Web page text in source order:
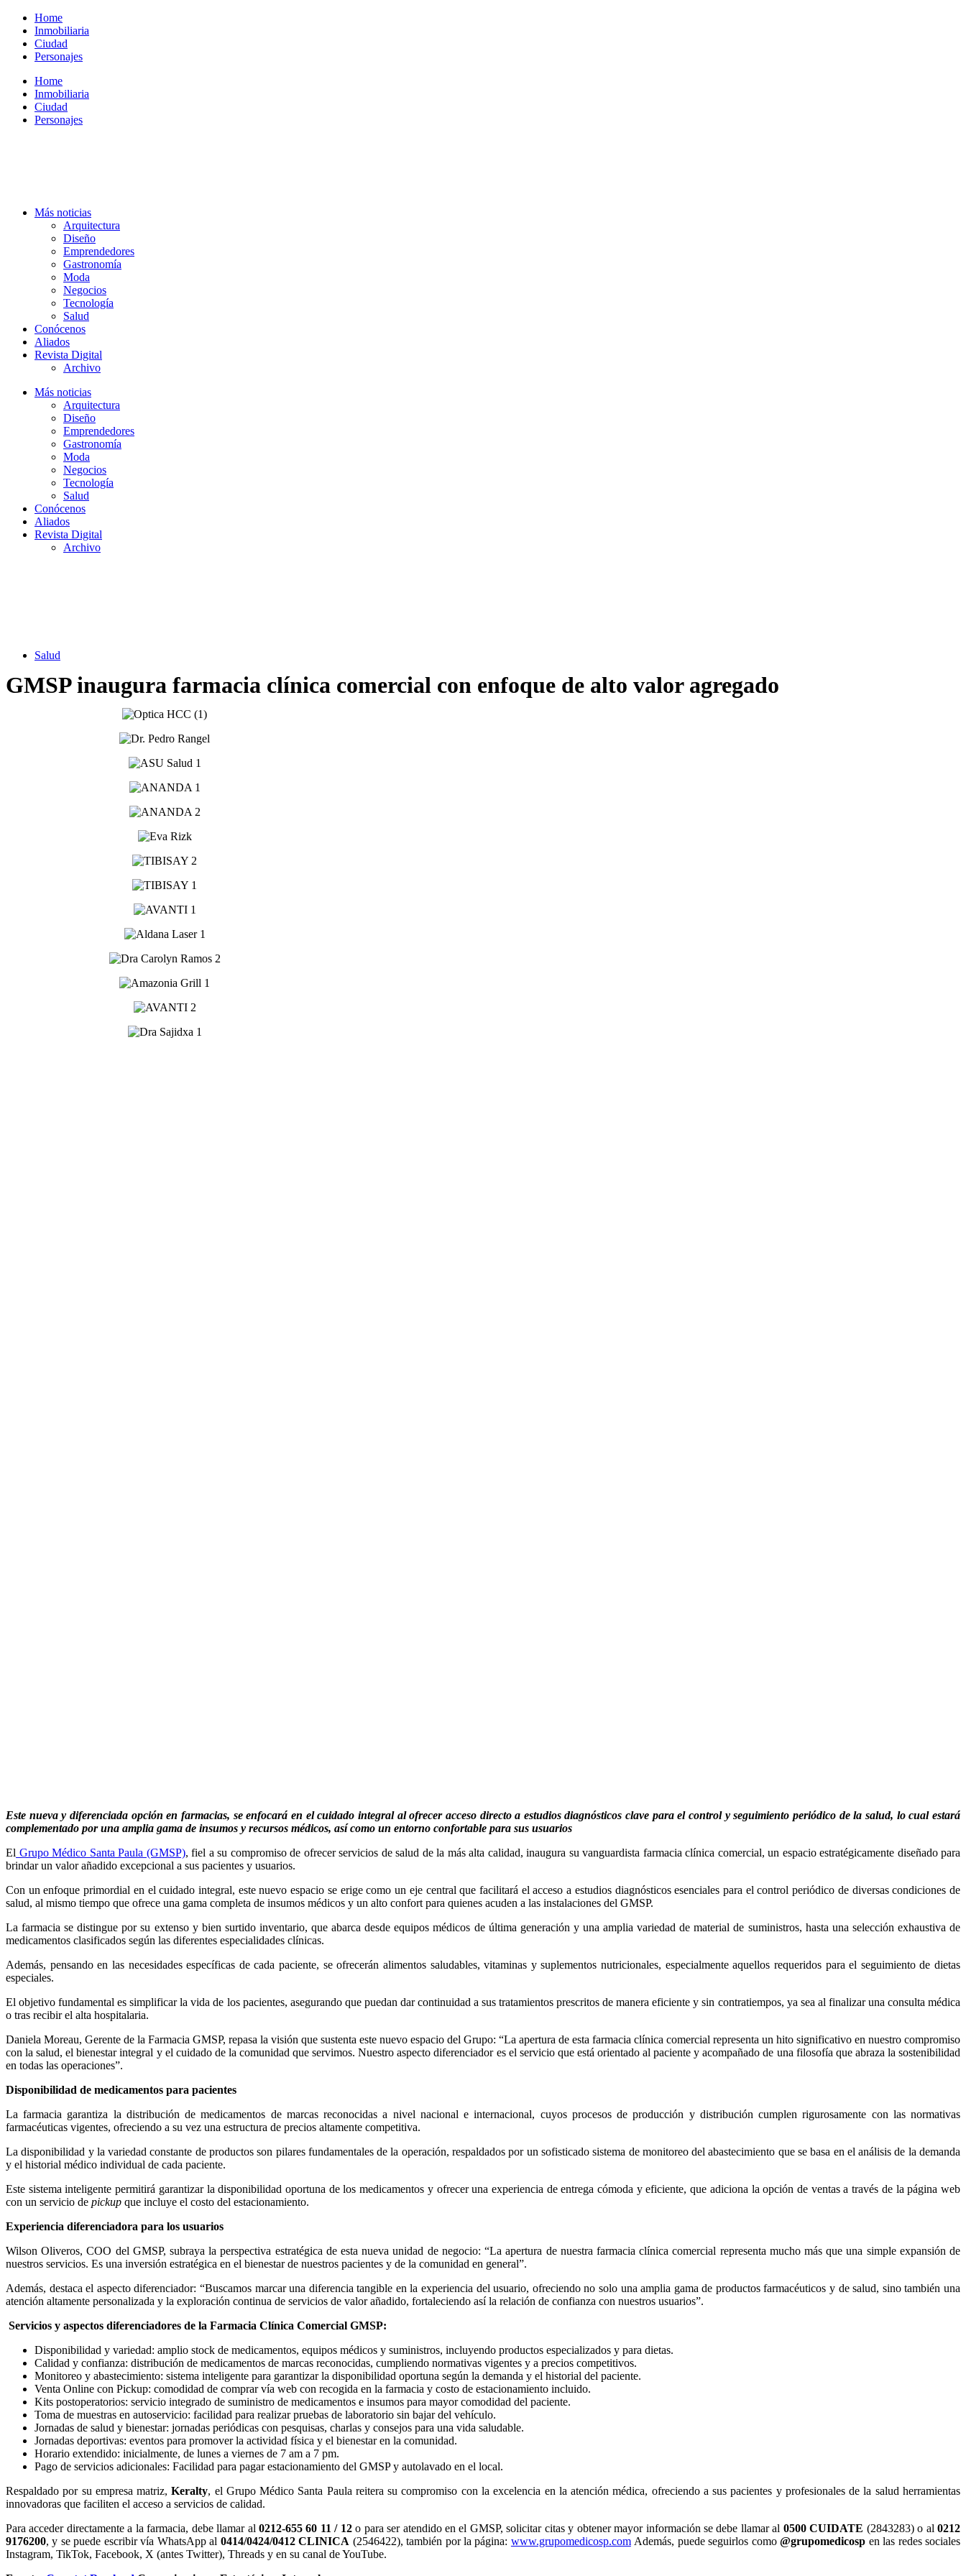
contenido
Home
Inmobiliaria
Ciudad
Personajes
Home
Inmobiliaria
Ciudad
Personajes
Más noticias
Arquitectura
Diseño
Emprendedores
Gastronomía
Moda
Negocios
Tecnología
Salud
Conócenos
Aliados
Revista Digital
Archivo
Más noticias
Arquitectura
Diseño
Emprendedores
Gastronomía
Moda
Negocios
Tecnología
Salud
Conócenos
Aliados
Revista Digital
Archivo
Salud
GMSP inaugura farmacia clínica comercial con enfoque de alto valor agregado
Este nueva y diferenciada opción en farmacias, se enfocará en el cuidado integral al ofrecer acceso directo a estudios diagnósticos clave para el control y seguimiento periódico de la salud, lo cual estará
complementado por una amplia gama de insumos y recursos médicos, así como un entorno confortable para sus usuarios
El Grupo Médico Santa Paula (GMSP), fiel a su compromiso de ofrecer servicios de salud de la más alta calidad, inaugura su vanguardista farmacia clínica comercial, un espacio estratégicamente diseñado para
brindar un valor añadido excepcional a sus pacientes y usuarios.
Con un enfoque primordial en el cuidado integral, este nuevo espacio se erige como un eje central que facilitará el acceso a estudios diagnósticos esenciales para el control periódico de diversas condiciones de
salud, al mismo tiempo que ofrece una gama completa de insumos médicos y un alto confort para quienes acuden a las instalaciones del GMSP.
La farmacia se distingue por su extenso y bien surtido inventario, que abarca desde equipos médicos de última generación y una amplia variedad de material de suministros, hasta una selección exhaustiva de
medicamentos clasificados según las diferentes especialidades clínicas.
Además, pensando en las necesidades específicas de cada paciente, se ofrecerán alimentos saludables, vitaminas y suplementos nutricionales, especialmente aquellos requeridos para el seguimiento de dietas
especiales.
El objetivo fundamental es simplificar la vida de los pacientes, asegurando que puedan dar continuidad a sus tratamientos prescritos de manera eficiente y sin contratiempos, ya sea al finalizar una consulta médica
o tras recibir el alta hospitalaria.
Daniela Moreau, Gerente de la Farmacia GMSP, repasa la visión que sustenta este nuevo espacio del Grupo: “La apertura de esta farmacia clínica comercial representa un hito significativo en nuestro compromiso
con la salud, el bienestar integral y el cuidado de la comunidad que servimos. Nuestro aspecto diferenciador es el servicio que está orientado al paciente y acompañado de una filosofía que abraza la sostenibilidad
en todas las operaciones”.
Disponibilidad de medicamentos para pacientes
La farmacia garantiza la distribución de medicamentos de marcas reconocidas a nivel nacional e internacional, cuyos procesos de producción y distribución cumplen rigurosamente con las normativas
farmacéuticas vigentes, ofreciendo a su vez una estructura de precios altamente competitiva.
La disponibilidad y la variedad constante de productos son pilares fundamentales de la operación, respaldados por un sofisticado sistema de monitoreo del abastecimiento que se basa en el análisis de la demanda
y el historial médico individual de cada paciente.
Este sistema inteligente permitirá garantizar la disponibilidad oportuna de los medicamentos y ofrecer una experiencia de entrega cómoda y eficiente, que adiciona la opción de ventas a través de la página web
con un servicio de pickup que incluye el costo del estacionamiento.
Experiencia diferenciadora para los usuarios
Wilson Oliveros, COO del GMSP, subraya la perspectiva estratégica de esta nueva unidad de negocio: “La apertura de nuestra farmacia clínica comercial representa mucho más que una simple expansión de
nuestros servicios. Es una inversión estratégica en el bienestar de nuestros pacientes y de la comunidad en general”.
Además, destaca el aspecto diferenciador: “Buscamos marcar una diferencia tangible en la experiencia del usuario, ofreciendo no solo una amplia gama de productos farmacéuticos y de salud, sino también una
atención altamente personalizada y la exploración continua de servicios de valor añadido, fortaleciendo así la relación de confianza con nuestros usuarios”.
Servicios y aspectos diferenciadores de la Farmacia Clínica Comercial GMSP:
Disponibilidad y variedad: amplio stock de medicamentos, equipos médicos y suministros, incluyendo productos especializados y para dietas.
Calidad y confianza: distribución de medicamentos de marcas reconocidas, cumpliendo normativas vigentes y a precios competitivos.
Monitoreo y abastecimiento: sistema inteligente para garantizar la disponibilidad oportuna según la demanda y el historial del paciente.
Venta Online con Pickup: comodidad de comprar vía web con recogida en la farmacia y costo de estacionamiento incluido.
Kits postoperatorios: servicio integrado de suministro de medicamentos e insumos para mayor comodidad del paciente.
Toma de muestras en autoservicio: facilidad para realizar pruebas de laboratorio sin bajar del vehículo.
Jornadas de salud y bienestar: jornadas periódicas con pesquisas, charlas y consejos para una vida saludable.
Jornadas deportivas: eventos para promover la actividad física y el bienestar en la comunidad.
Horario extendido: inicialmente, de lunes a viernes de 7 am a 7 pm.
Pago de servicios adicionales: Facilidad para pagar estacionamiento del GMSP y autolavado en el local.
Respaldado por su empresa matriz,Keralty, el Grupo Médico Santa Paula reitera su compromiso con la excelencia en la atención médica, ofreciendo a sus pacientes y profesionales de la salud herramientas
innovadoras que faciliten el acceso a servicios de calidad.
Para acceder directamente a la farmacia, debe llamar al 0212-655 60 11 / 12o para ser atendido en el GMSP, solicitar citas y obtener mayor información se debe llamar al 0500 CUIDATE (2843283) o al0212
9176200, y se puede escribir vía WhatsApp al 0414/0424/0412 CLINICA (2546422), también por la página: www.grupomedicosp.comAdemás, puede seguirlos como@grupomedicosp en las redes sociales
Instagram, TikTok, Facebook, X (antes Twitter), Threads y en su canal de YouTube.